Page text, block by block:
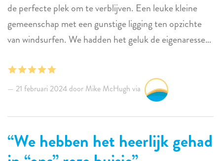
de perfecte plek om te verblijven. Een leuke kleine
gemeenschap met een gunstige ligging ten opzichte
van windsurfen. We hadden het geluk de eigenaresse
We komen graag nog eens terug!
21 februari 2024 door Mike McHugh via
We hebben het heerlijk gehad